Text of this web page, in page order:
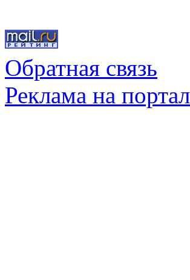
Обратная связь
Реклама на